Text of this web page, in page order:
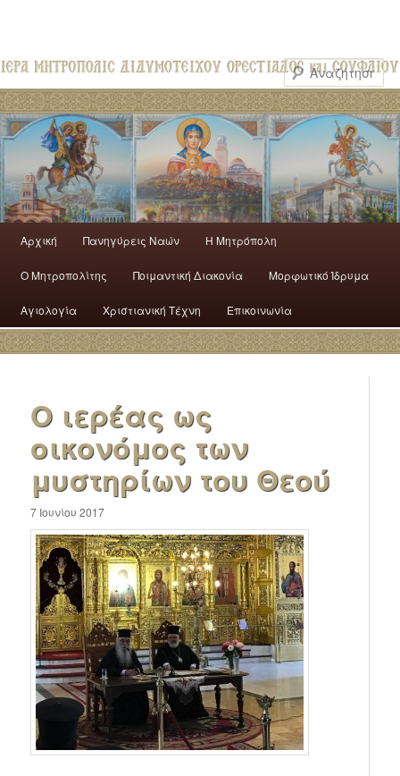
Αρχική Πανηγύρεις Ναών H Mητρόπολη
Ο Mητροπολίτης Ποιμαντική Διακονία Μορφωτικό Ίδρυμα
Αγιολογία Χριστιανική Τέχνη Επικοινωνία
Ο ιερέας ως
οικονόμος των
μυστηρίων του Θεού
7 Ιουνίου 2017